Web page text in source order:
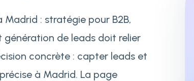
: stratégie pour B2B,
génération de leads doit relier
concrète : capter leads et
à Madrid. La page